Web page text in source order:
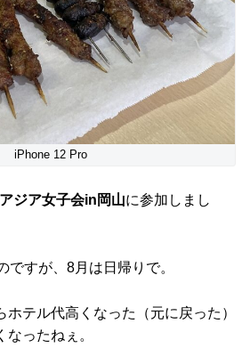
iPhone 12 Pro
アジア女子会in岡山に参加しまし
ですが、8月は日帰りで。
ホテル代高くなった（元に戻った）
ったねぇ。